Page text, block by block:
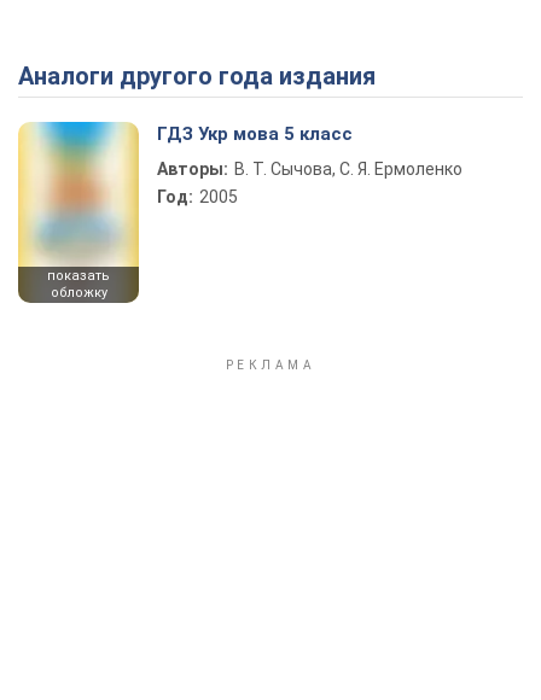
Play Video
Аналоги другого года издания
показать
обложку
ГДЗ Укр мова 5 класс
Авторы: В. Т. Сычова, С. Я. Ермоленко
Год: 2005